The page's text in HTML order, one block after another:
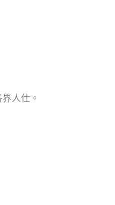
人仕。